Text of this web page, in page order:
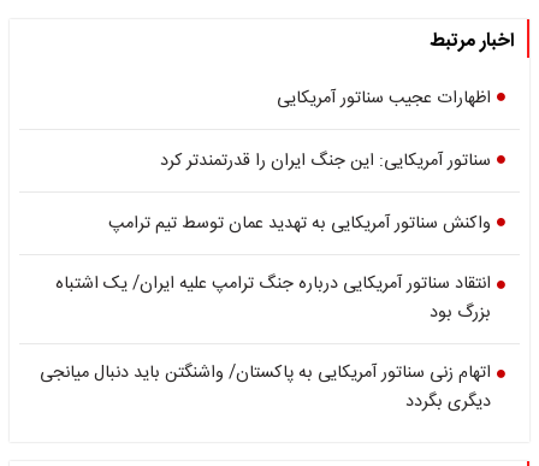
اخبار مرتبط
اظهارات عجیب سناتور آمریکایی
سناتور آمریکایی: این جنگ ایران را قدرتمندتر کرد
واکنش سناتور آمریکایی به تهدید عمان توسط تیم ترامپ
انتقاد سناتور آمریکایی درباره جنگ ترامپ علیه ایران/ یک اشتباه
بزرگ بود
اتهام زنی سناتور آمریکایی به پاکستان/ واشنگتن باید دنبال میانجی
دیگری بگردد